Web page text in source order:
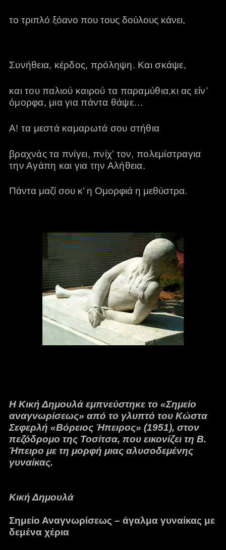
το τριπλό ξόανο που τους δούλους κάνει,
Συνήθεια, κέρδος, πρόληψη. Και σκάψε,
και του παλιού καιρού τα παραμύθια,κι ας είν’
όμορφα, μια για πάντα θάψε…
Α! τα μεστά καμαρωτά σου στήθια
βραχνάς τα πνίγει, πνίχ’ τον, πολεμίστραγια
την Αγάπη και για την Αλήθεια.
Πάντα μαζί σου κ’ η Ομορφιά η μεθύστρα.
Η Κική Δημουλά εμπνεύστηκε το «Σημείο
αναγνωρίσεως» από το γλυπτό του Κώστα
Σεφερλή «Βόρειος Ήπειρος» (1951), στον
πεζόδρομο της Τοσίτσα, που εικονίζει τη Β.
Ήπειρο με τη μορφή μιας αλυσοδεμένης
γυναίκας.
Κική Δημουλά
Σημείο Αναγνωρίσεως – άγαλμα γυναίκας με
δεμένα χέρια